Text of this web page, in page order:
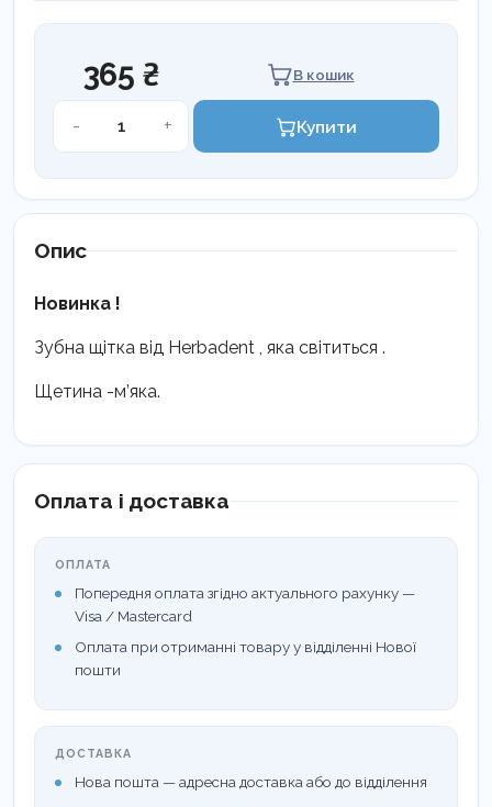
365 ₴ В кошик
-
Дитяча
набір
3шт.
+ Купити
Опис
Новинка !
Зубна щітка від Herbadent , яка світиться .
Щетина -м’яка.
Оплата і доставка
ОПЛАТА
Попередня оплата згідно актуального рахунку —
Visa / Mastercard
Оплата при отриманні товару у відділенні Нової
пошти
ДОСТАВКА
Нова пошта — адресна доставка або до відділення